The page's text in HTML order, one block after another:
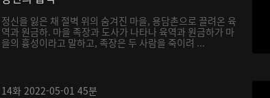
정신을 잃은 채 절벽 위의 숨겨진 마을, 용담촌으로 끌려온 육
역과 원금하. 마을 족장과 도사가 나타나 육역과 원금하가 마
을의 흉성이라고 말하고, 족장은 두 사람을 죽이려 ...
14화 2022-05-01 45분